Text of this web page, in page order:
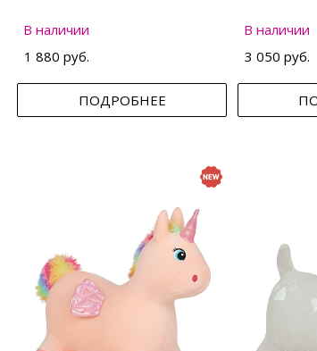
В наличии
1 880 руб.
ПОДРОБНЕЕ
В наличии
3 050 руб.